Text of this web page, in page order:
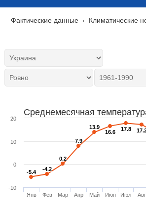
Фактические данные Климатические
Среднемесячная
-5.4
-5.4 -4.2
-4.2
0.2
0.2
7.9
7.9
13.9
13.9
16.6
16.6 17.8
17.8
Янв Фев Мар Апр Май Июн Июл Авг
-10
0
10
20